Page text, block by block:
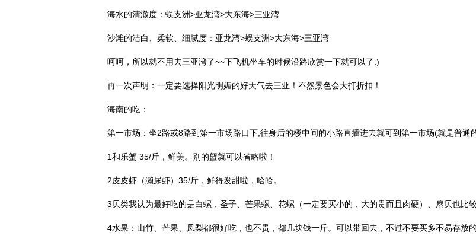
海水的清澈度：蜈支洲>亚龙湾>大东海>三亚湾
沙滩的洁白、柔软、细腻度：亚龙湾>蜈支洲>大东海>三亚湾
呵呵，所以就不用去三亚湾了~~下飞机坐车的时候沿路欣赏一下就可以了:)
再一次声明：一定要选择阳光明媚的好天气去三亚！不然景色会大打折扣！
海南的吃：
第一市场： 坐2路或8路到第一市场路口下,往身后的楼中间的小路直插进去就可到第一市场(就是普通
1和乐蟹 35/斤，鲜美。别的蟹就可以省略啦！
2皮皮虾（濑尿虾）35/斤，鲜得发甜啦，哈哈。
3贝类我认为最好吃的是白螺，圣子、芒果螺、花螺（一定要买小的，大的贵而且肉硬）、扇贝也比
4水果：山竹、芒果、凤梨都很好吃，也不贵，都几块钱一斤。可以带回去，不过不要买多不易存放的